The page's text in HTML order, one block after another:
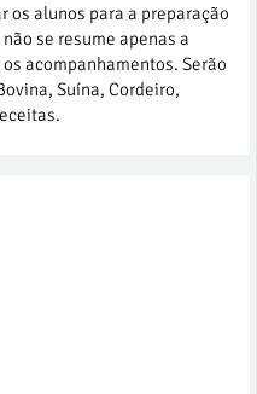
os alunos para a preparação
se resume apenas a
acompanhamentos. Serão
Suína, Cordeiro,